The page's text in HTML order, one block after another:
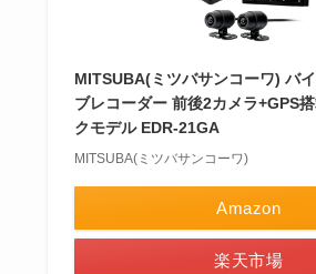
MITSUBA(ミツバサンコーワ) バ
ブレコーダー 前後2カメラ+GPS
クモデル EDR-21GA
MITSUBA(ミツバサンコーワ)
Amazon
楽天市場